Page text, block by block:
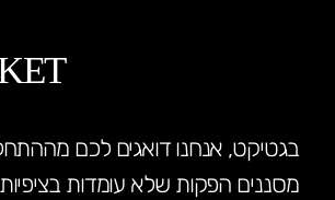
בגטיקט, אנחנו דואגים לכם
מסננים הפקות שלא עומדות